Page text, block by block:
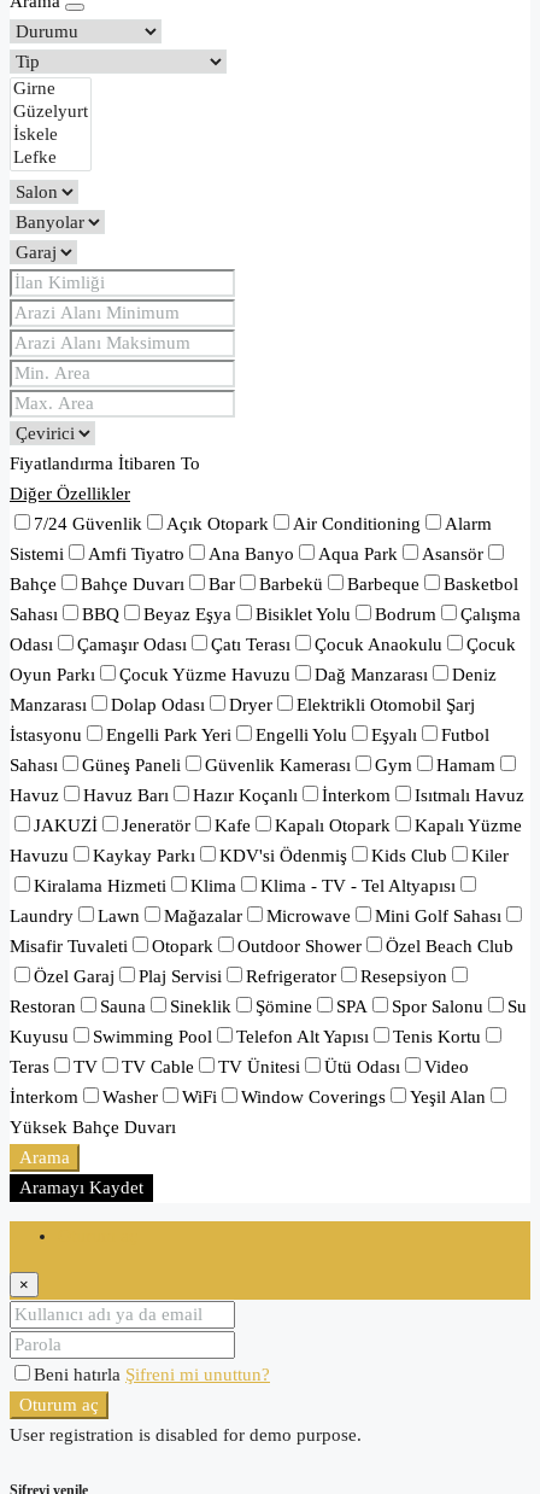
Fiyatlandırma İtibaren To
Diğer Özellikler
7/24 Güvenlik
Açık Otopark Air Conditioning
Alarm
Sistemi
Amfi Tiyatro Ana Banyo Aqua Park
Asansör
Bahçe
Bahçe Duvarı Bar Barbekü Barbeque
Basketbol
Sahası
BBQ Beyaz Eşya Bisiklet Yolu Bodrum
Çalışma
Odası
Çamaşır Odası Çatı Terası Çocuk Anaokulu
Çocuk
Oyun Parkı
Çocuk Yüzme Havuzu Dağ Manzarası
Deniz
Manzarası
Dolap Odası Dryer
Elektrikli Otomobil Şarj
İstasyonu
Engelli Park Yeri Engelli Yolu Eşyalı
Futbol
Sahası
Güneş Paneli Güvenlik Kamerası Gym
Hamam
Havuz
Havuz Barı Hazır Koçanlı İnterkom
Isıtmalı Havuz
JAKUZİ
Jeneratör Kafe Kapalı Otopark
Kapalı Yüzme
Havuzu
Kaykay Parkı KDV'si Ödenmiş Kids Club
Kiler
Kiralama Hizmeti
Klima
Klima - TV - Tel Altyapısı
Laundry
Lawn Mağazalar Microwave
Mini Golf Sahası
Misafir Tuvaleti
Otopark Outdoor Shower
Özel Beach Club
Özel Garaj
Plaj Servisi Refrigerator
Resepsiyon
Restoran
Sauna Sineklik Şömine SPA Spor Salonu
Su
Kuyusu
Swimming Pool Telefon Alt Yapısı
Tenis Kortu
Teras
TV TV Cable TV Ünitesi Ütü Odası
Video
İnterkom
Washer WiFi Window Coverings
Yeşil Alan
Yüksek Bahçe Duvarı
Arama
Aramayı Kaydet
×
Beni hatırla Şifreni mi unuttun?
Oturum aç
User registration is disabled for demo purpose.
Şifreyi yenile